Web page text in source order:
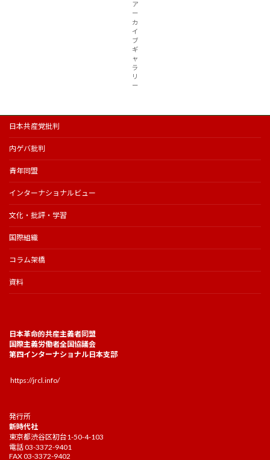
ア
ー
カ
イ
ブ
ギ
ャ
ラ
リ
ー
日本共産党批判
内ゲバ批判
青年同盟
インターナショナルビュー
文化・批評・学習
国際組織
コラム架橋
資料
日本革命的共産主義者同盟
国際主義労働者全国協議会
第四インターナショナル日本支部
https://jrcl.info/
発行所
新時代社
東京都渋谷区初台1-50-4-103
電話 03-3372-9401
FAX 03-3372-9402